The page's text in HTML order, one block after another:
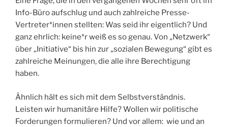
Info-Büro aufschlug und auch zahlreiche Presse-
Vertreter*innen stellten: Was seid ihr eigentlich? Und
ganz ehrlich: keine*r weiß es so genau. Von „Netzwerk“
über „Initiative“ bis hin zur „sozialen Bewegung“ gibt es
zahlreiche Meinungen, die alle ihre Berechtigung
haben.
Ähnlich hält es sich mit dem Selbstverständnis.
Leisten wir humanitäre Hilfe? Wollen wir politische
Forderungen formulieren? Und vor allem: wie und an